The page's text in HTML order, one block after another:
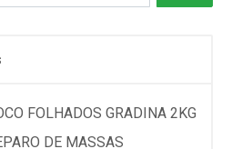
FOLHADOS GRADINA 2KG
DE MASSAS